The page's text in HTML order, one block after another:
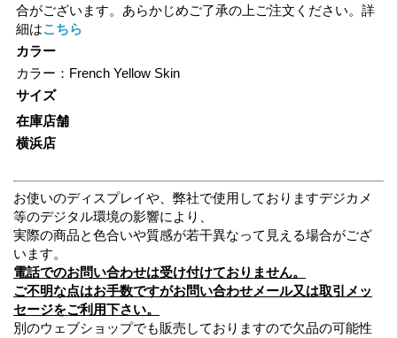
合がございます。あらかじめご了承の上ご注文ください。詳
細はこちら
カラー
カラー：French Yellow Skin
サイズ
在庫店舗
横浜店
お使いのディスプレイや、弊社で使用しておりますデジカメ
等のデジタル環境の影響により、
実際の商品と色合いや質感が若干異なって見える場合がござ
います。
電話でのお問い合わせは受け付けておりません。
ご不明な点はお手数ですがお問い合わせメール又は取引メッ
セージをご利用下さい。
別のウェブショップでも販売しておりますので欠品の可能性